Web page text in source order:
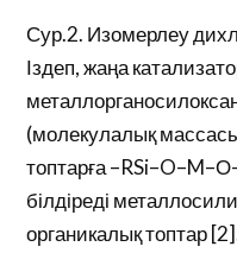
Сур.2. Изомерлеу
Іздеп, жаңа
(молекулалық
топтарға
білдіреді
органикалық топтар